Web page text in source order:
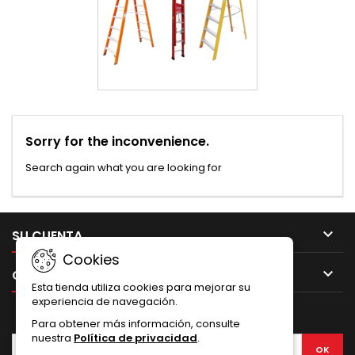
Sorry for the inconvenience.
Search again what you are looking for
SU CUENTA 
CONTACTO 
Cookies
Esta tienda utiliza cookies para mejorar su
experiencia de navegación.
Para obtener más información, consulte
nuestra Política de privacidad.
BOLETÍN